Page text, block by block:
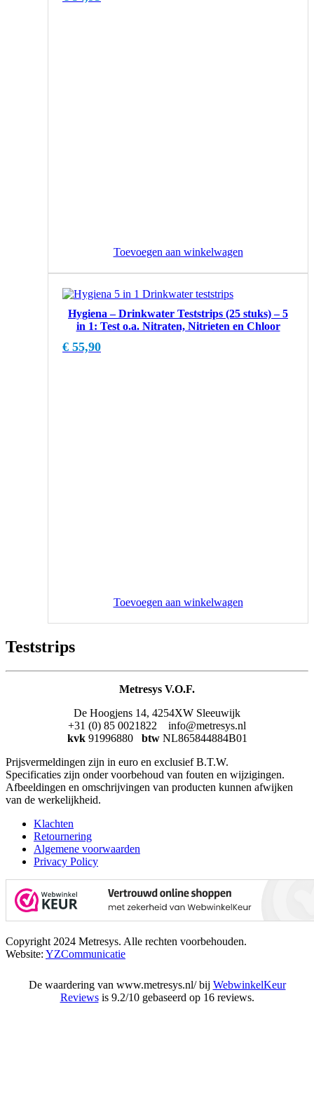
Toevoegen aan winkelwagen
Hygiena – Drinkwater Teststrips (25 stuks) – 5
in 1: Test o.a. Nitraten, Nitrieten en Chloor
€ 55,90
Toevoegen aan winkelwagen
Teststrips
Metresys V.O.F.
De Hoogjens 14, 4254XW Sleeuwijk
+31 (0) 85 0021822 info@metresys.nl
kvk 91996880 btw NL865844884B01
Prijsvermeldingen zijn in euro en exclusief B.T.W.
Specificaties zijn onder voorbehoud van fouten en wijzigingen.
Afbeeldingen en omschrijvingen van producten kunnen afwijken
van de werkelijkheid.
Klachten
Retournering
Algemene voorwaarden
Privacy Policy
Copyright 2024 Metresys. Alle rechten voorbehouden.
Website: YZCommunicatie
De waardering van www.metresys.nl/ bij WebwinkelKeur
Reviewsis 9.2/10 gebaseerd op 16 reviews.